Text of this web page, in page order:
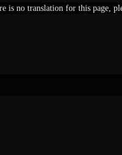
is no translation for this page,